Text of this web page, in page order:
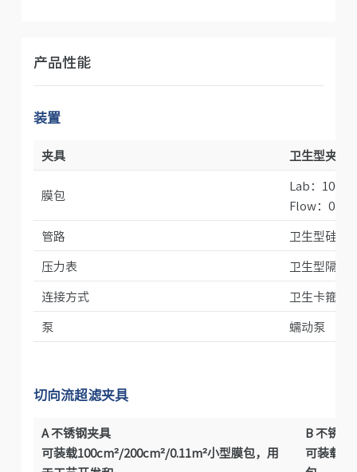
产品性能
装置
夹具 卫生型夹具
膜包
Lab：
Flow：
管路
卫生型硅胶
压力表
卫生型隔膜
连接方式
卫生卡箍连
泵
蠕动泵
切向流超滤夹具
A 不锈钢夹具
可装载100cm²/200cm²/0.11m²小型膜包，用
B 不锈钢
可装载